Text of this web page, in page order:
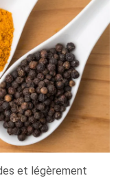
et légèrement